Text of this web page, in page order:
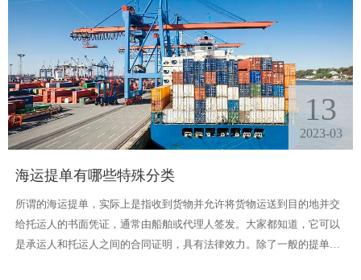
13
2023-03
海运提单有哪些特殊分类
所谓的海运提单，实际上是指收到货物并允许将货物运送到目的地并交
给托运人的书面凭证，通常由船舶或代理人签发。大家都知道，它可以
是承运人和托运人之间的合同证明，具有法律效力。除了一般的提单，